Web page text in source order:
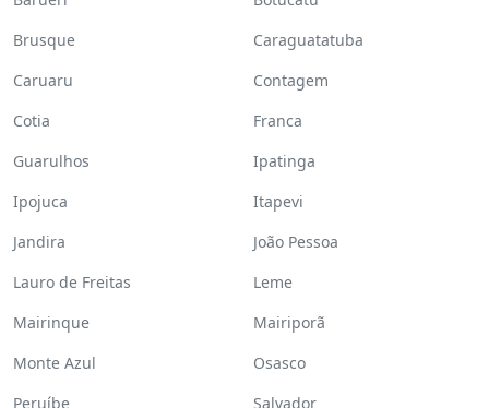
Brusque
Caraguatatuba
Caruaru
Contagem
Cotia
Franca
Guarulhos
Ipatinga
Ipojuca
Itapevi
Jandira
João Pessoa
Lauro de Freitas
Leme
Mairinque
Mairiporã
Monte Azul
Osasco
Peruíbe
Salvador